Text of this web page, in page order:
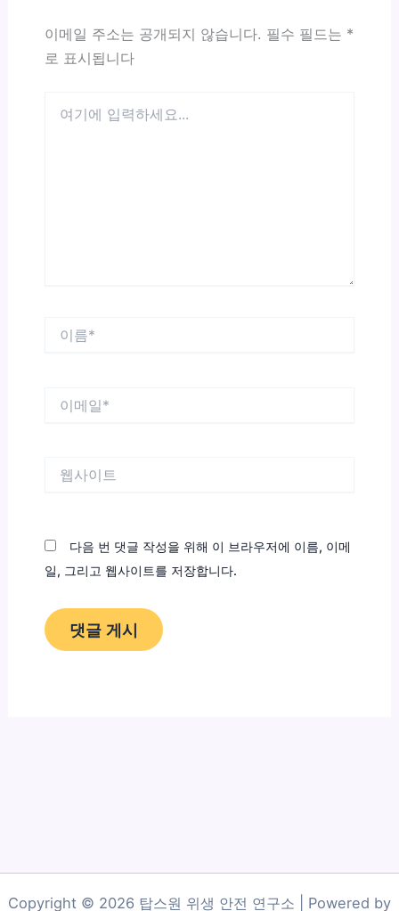
이메일 주소는 공개되지 않습니다. 필수 필드는 *
로 표시됩니다
다음 번 댓글 작성을 위해 이 브라우저에 이름, 이메
일, 그리고 웹사이트를 저장합니다.
Copyright © 2026 탑스원 위생 안전 연구소 | Powered by